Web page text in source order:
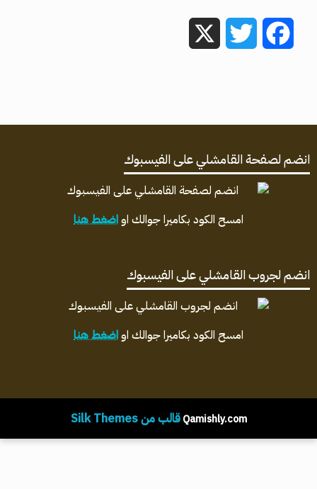
Facebook
Twitter
انضم لصفحة القامشلي على الفيسبوك
امسح الكود بكاميرا جوالك اواضغط هنا
انضم لجروب القامشلي على الفيسبوك
امسح الكود بكاميرا جوالك اواضغط هنا
Qamishly.com قالب من Silk Themes